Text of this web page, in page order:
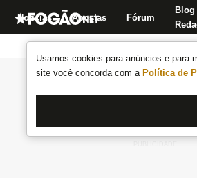
Usamos cookies para anúncios e para
site você concorda com a Política de
Notícias Apostas Fórum
Blog